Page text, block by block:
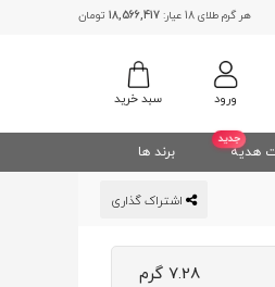
هر گرم طلای 18 عیار: 18,566,417 تومان
سبد خرید ورود
جدید
هدیه برند ها
7.28 گرم